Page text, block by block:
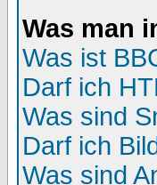
Was man
Was ist
Darf ich
Was sind
Darf ich
Was sind